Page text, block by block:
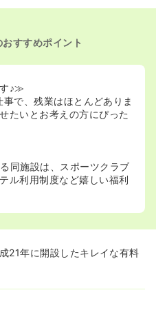
すすめポイント
♪≫
で、残業はほとんどありま
たいとお考えの方にぴった
同施設は、スポーツクラブ
ル利用制度など嬉しい福利
21年に開設したキレイな有料